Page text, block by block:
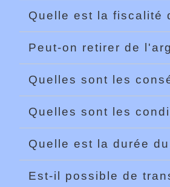
Quelle est la fiscalité
Peut-on retirer de
Quelles sont les
Quelles sont les
Quelle est la durée
Est-il possible de